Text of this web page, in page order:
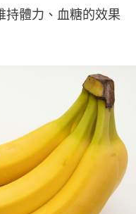
持體力、血糖的效果